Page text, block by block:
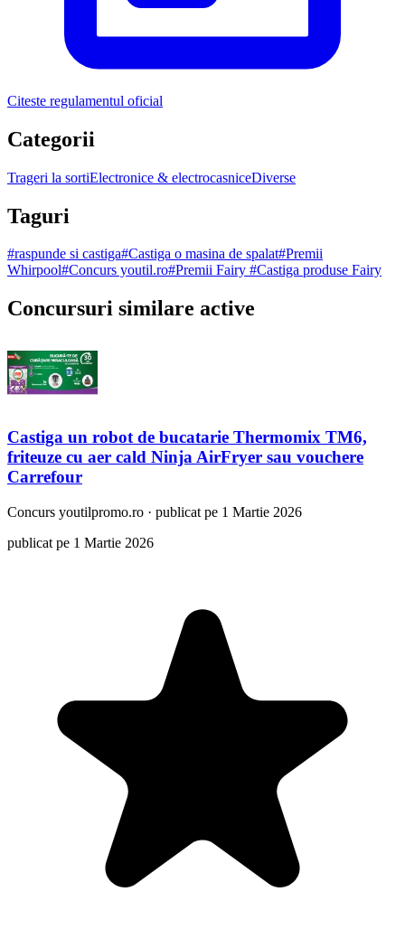
Citeste regulamentul oficial
Categorii
Trageri la sortiElectronice & electrocasniceDiverse
Taguri
#raspunde si castiga#Castiga o masina de spalat#Premii
Whirpool#Concurs youtil.ro#Premii Fairy #Castiga produse Fairy
Concursuri similare active
Castiga un robot de bucatarie Thermomix TM6,
friteuze cu aer cald Ninja AirFryer sau vouchere
Carrefour
Concurs youtilpromo.ro · publicat pe 1 Martie 2026
publicat pe 1 Martie 2026